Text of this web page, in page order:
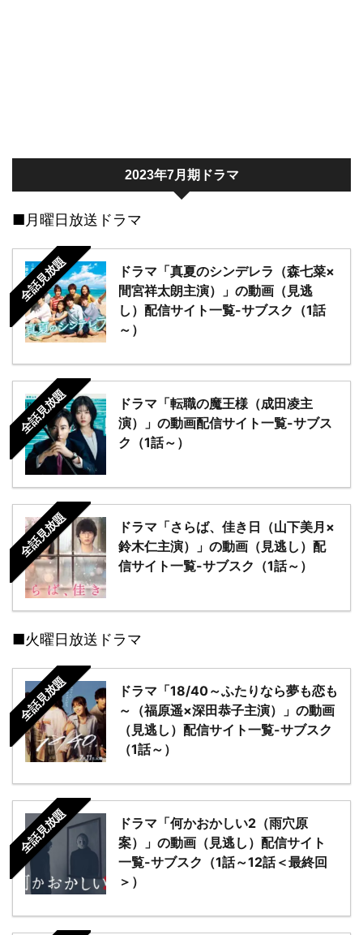
2023年7月期ドラマ
■月曜日放送ドラマ
全話見放題
ドラマ「真夏のシンデレラ（森七菜×
間宮祥太朗主演）」の動画（見逃
し）配信サイト一覧-サブスク（1話
～）
全話見放題
ドラマ「転職の魔王様（成田凌主
演）」の動画配信サイト一覧-サブス
ク（1話～）
全話見放題
ドラマ「さらば、佳き日（山下美月×
鈴木仁主演）」の動画（見逃し）配
信サイト一覧-サブスク（1話～）
■火曜日放送ドラマ
全話見放題
ドラマ「18/40～ふたりなら夢も恋も
～（福原遥×深田恭子主演）」の動画
（見逃し）配信サイト一覧-サブスク
（1話～）
全話見放題
ドラマ「何かおかしい2（雨穴原
案）」の動画（見逃し）配信サイト
一覧-サブスク（1話～12話＜最終回
＞）